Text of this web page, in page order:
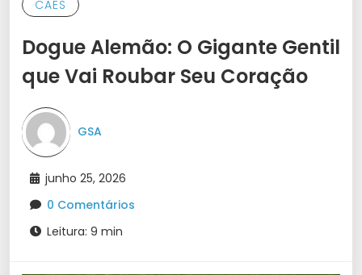
CÃES
Dogue Alemão: O Gigante Gentil
que Vai Roubar Seu Coração
GSA
junho 25, 2026
0 Comentários
Leitura: 9 min